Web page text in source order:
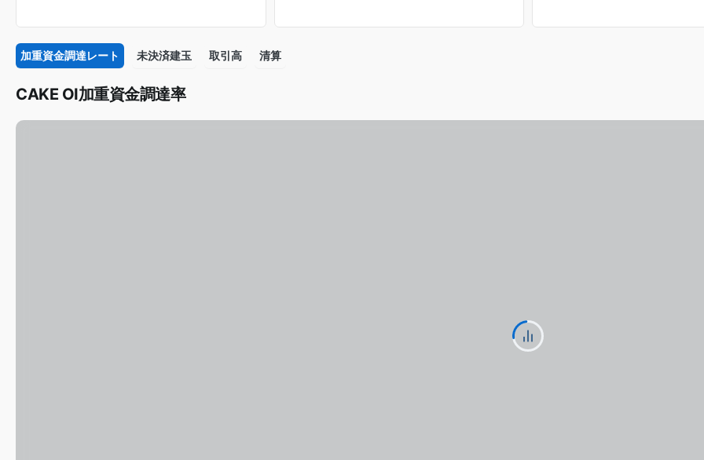
加重資金調達レート 未決済建玉 取引高 清算
CAKE OI加重資金調達率